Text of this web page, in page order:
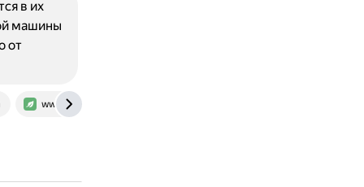
www.baeldung.com
в их
машины
от